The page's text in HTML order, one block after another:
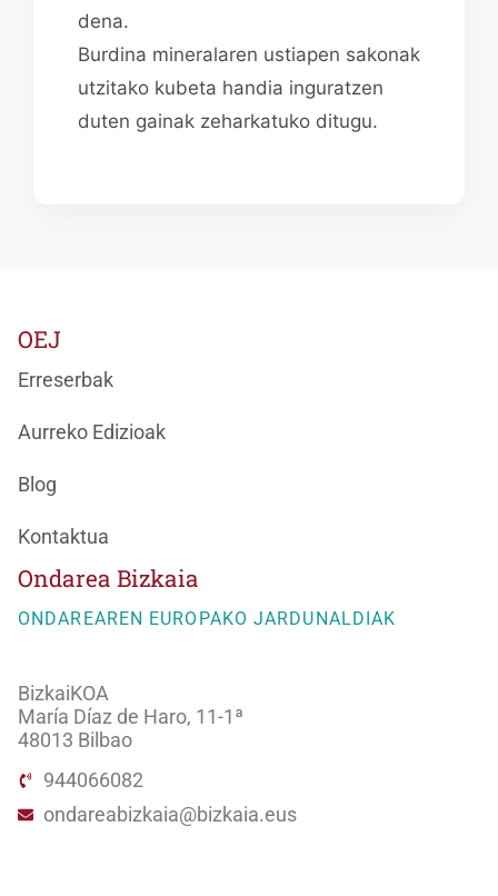
dena.
Burdina mineralaren ustiapen sakonak
utzitako kubeta handia inguratzen
duten gainak zeharkatuko ditugu.
Ondarea Bizkaia
ONDAREAREN EUROPAKO JARDUNALDIAK
BizkaiKOA
María Díaz de Haro, 11-1ª
48013 Bilbao
944066082
ondareabizkaia@bizkaia.eus
OEJ
Erreserbak
Aurreko Edizioak
Blog
Kontaktua